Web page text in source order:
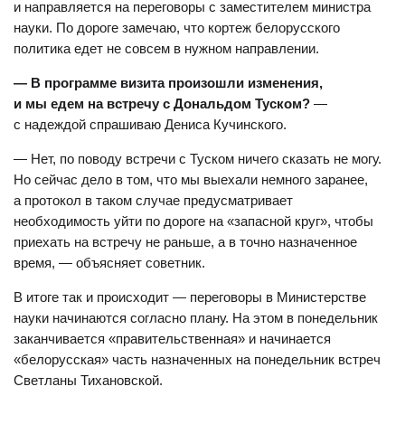
и направляется на переговоры с заместителем министра
науки. По дороге замечаю, что кортеж белорусского
политика едет не совсем в нужном направлении.
— В программе визита произошли изменения,
и мы едем на встречу с Дональдом Туском? —
с надеждой спрашиваю Дениса Кучинского.
— Нет, по поводу встречи с Туском ничего сказать не могу.
Но сейчас дело в том, что мы выехали немного заранее,
а протокол в таком случае предусматривает
необходимость уйти по дороге на «запасной круг», чтобы
приехать на встречу не раньше, а в точно назначенное
время, — объясняет советник.
В итоге так и происходит — переговоры в Министерстве
науки начинаются согласно плану. На этом в понедельник
заканчивается «правительственная» и начинается
«белорусская» часть назначенных на понедельник встреч
Светланы Тихановской.